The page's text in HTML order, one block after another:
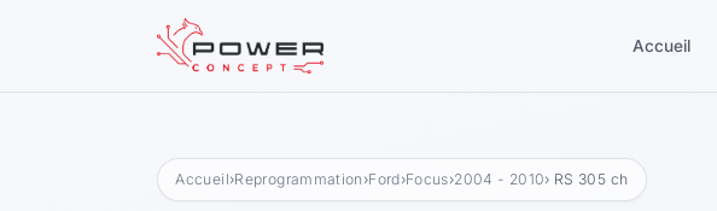
Accueil
Accueil›Reprogrammation ›Ford›Focus›2004 - 2010› RS 305 ch